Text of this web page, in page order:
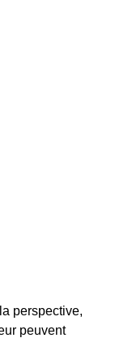
perspective,
peuvent